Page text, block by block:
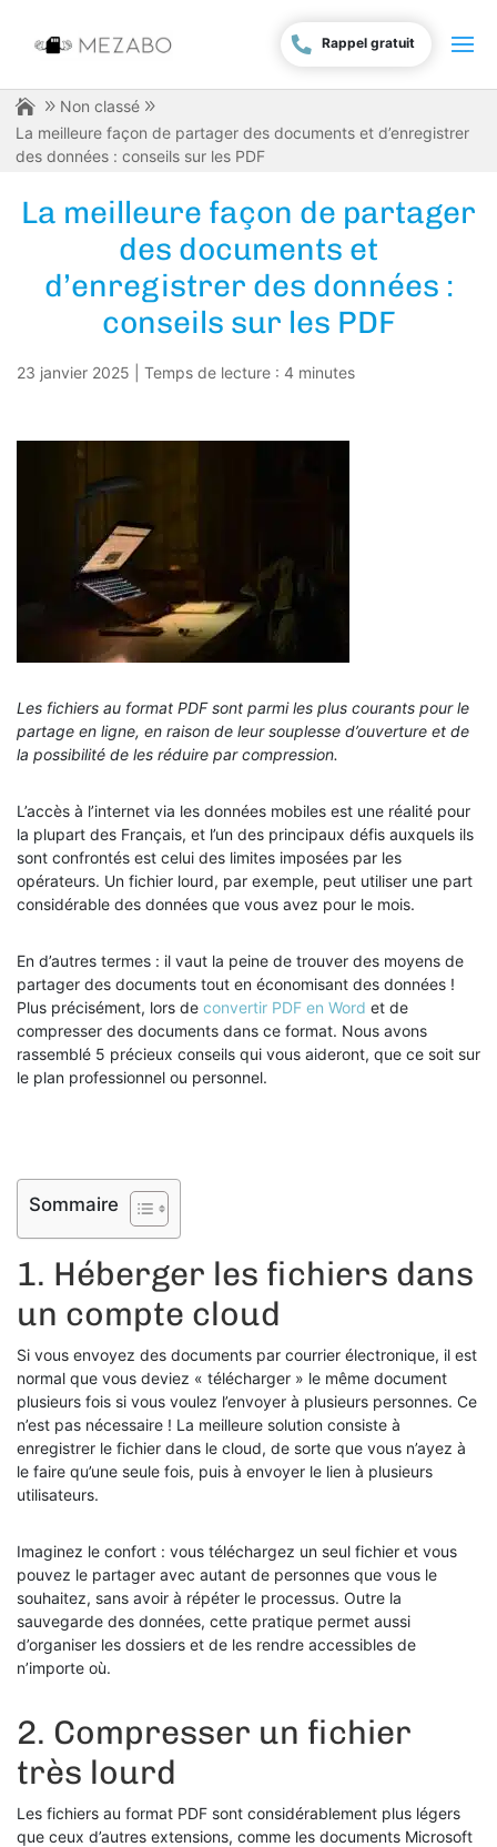
Rappel gratuit
Non classé
La meilleure façon de partager des documents et d’enregistrer
des données : conseils sur les PDF
La meilleure façon de partager
des documents et
d’enregistrer des données :
conseils sur les PDF
23 janvier 2025 Temps de lecture : 4 minutes
Les fichiers au format PDF sont parmi les plus courants pour le
partage en ligne, en raison de leur souplesse d’ouverture et de
la possibilité de les réduire par compression.
L’accès à l’internet via les données mobiles est une réalité pour
la plupart des Français, et l’un des principaux défis auxquels ils
sont confrontés est celui des limites imposées par les
opérateurs. Un fichier lourd, par exemple, peut utiliser une part
considérable des données que vous avez pour le mois.
En d’autres termes : il vaut la peine de trouver des moyens de
partager des documents tout en économisant des données !
Plus précisément, lors de convertir PDF en Word et de
compresser des documents dans ce format. Nous avons
rassemblé 5 précieux conseils qui vous aideront, que ce soit sur
le plan professionnel ou personnel.
Sommaire
1. Héberger les fichiers dans
un compte cloud
Si vous envoyez des documents par courrier électronique, il est
normal que vous deviez « télécharger » le même document
plusieurs fois si vous voulez l’envoyer à plusieurs personnes. Ce
n’est pas nécessaire ! La meilleure solution consiste à
enregistrer le fichier dans le cloud, de sorte que vous n’ayez à
le faire qu’une seule fois, puis à envoyer le lien à plusieurs
utilisateurs.
Imaginez le confort : vous téléchargez un seul fichier et vous
pouvez le partager avec autant de personnes que vous le
souhaitez, sans avoir à répéter le processus. Outre la
sauvegarde des données, cette pratique permet aussi
d’organiser les dossiers et de les rendre accessibles de
n’importe où.
2. Compresser un fichier
très lourd
Les fichiers au format PDF sont considérablement plus légers
que ceux d’autres extensions, comme les documents Microsoft